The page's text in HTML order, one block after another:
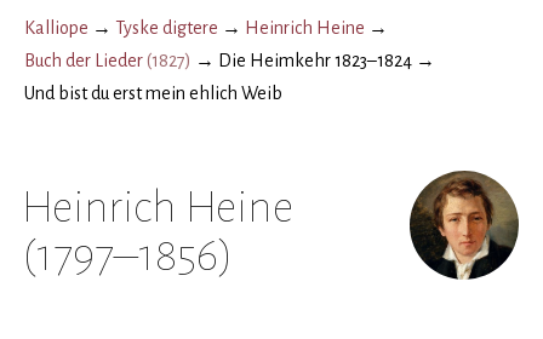
Kalliope → Tyske digtere → Heinrich Heine →
Buch der Lieder(1827) → Die Heimkehr 1823–1824 →
Und bist du erst mein ehlich Weib
Heinrich Heine
(1797–1856)